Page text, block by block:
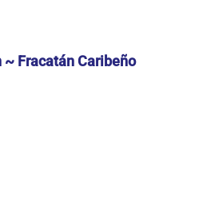
~ Fracatán Caribeño